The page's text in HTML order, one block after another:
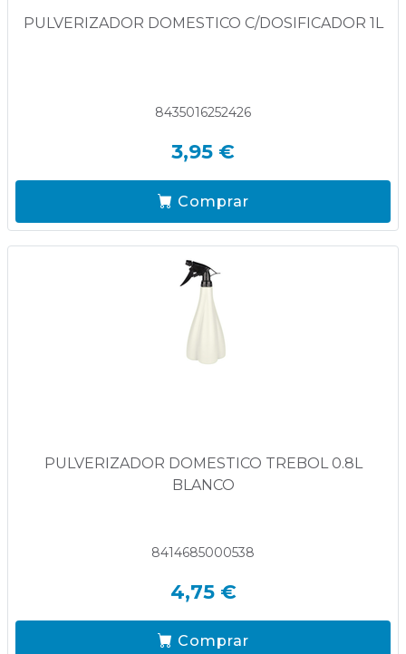
PULVERIZADOR DOMESTICO C/DOSIFICADOR 1L
8435016252426
3,95 €
Comprar
PULVERIZADOR DOMESTICO TREBOL 0.8L
BLANCO
8414685000538
4,75 €
Comprar